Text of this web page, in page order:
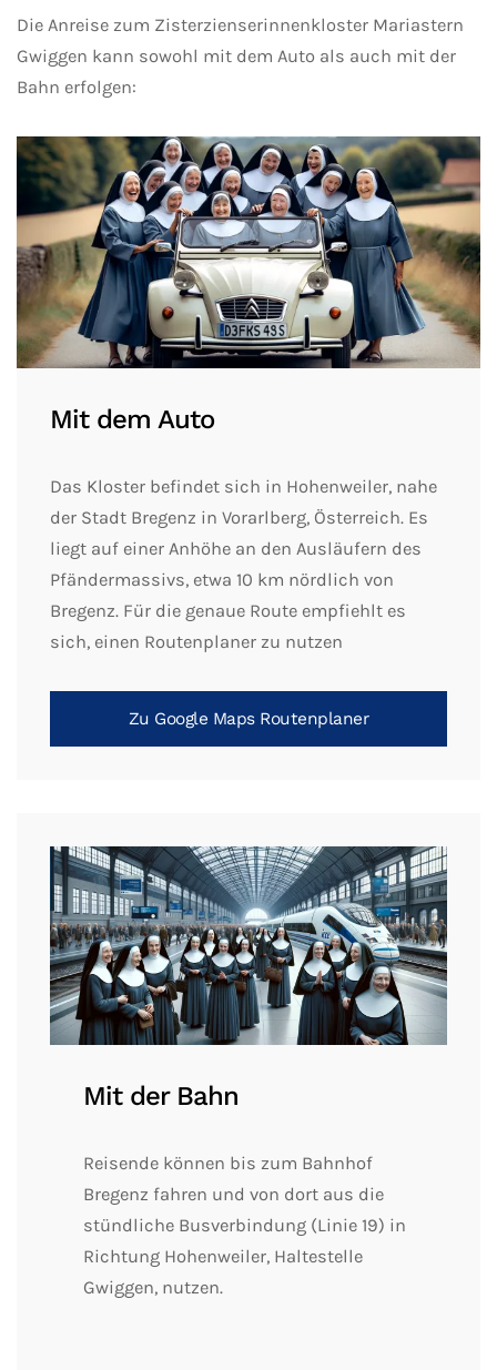
Die Anreise zum Zisterzienserinnenkloster Mariastern
Gwiggen kann sowohl mit dem Auto als auch mit der
Bahn erfolgen:
Mit dem Auto
Das Kloster befindet sich in Hohenweiler, nahe
der Stadt Bregenz in Vorarlberg, Österreich. Es
liegt auf einer Anhöhe an den Ausläufern des
Pfändermassivs, etwa 10 km nördlich von
Bregenz. Für die genaue Route empfiehlt es
sich, einen Routenplaner zu nutzen
Zu Google Maps Routenplaner
Mit der Bahn
Reisende können bis zum Bahnhof
Bregenz fahren und von dort aus die
stündliche Busverbindung (Linie 19) in
Richtung Hohenweiler, Haltestelle
Gwiggen, nutzen.